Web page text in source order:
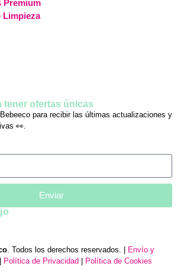
Premium
Limpieza
tener ofertas únicas
para recibir las últimas actualizaciones y
👀.
Enviar
. Todos los derechos reservados. | Envío y
| Política de Privacidad | Política de Cookies